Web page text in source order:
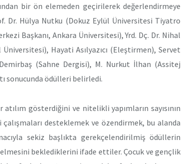
bir ön elemeden geçirilerek değerlendirmeye
Dr. Hülya Nutku (Dokuz Eylül Üniversitesi Tiyatro
Başkanı, Ankara Üniversitesi), Yrd. Dç. Dr. Nihal
Hayati Asılyazıcı (Eleştirmen), Servet
(Sahne Dergisi), M. Nurkut İlhan (Assitej
sonucunda ödülleri belirledi.
gösterdiğini ve nitelikli yapımların sayısının
desteklemek ve özendirmek, bu alanda
sekiz başlıkta gerekçelendirilmiş ödüllerin
beklediklerini ifade ettiler. Çocuk ve gençlik